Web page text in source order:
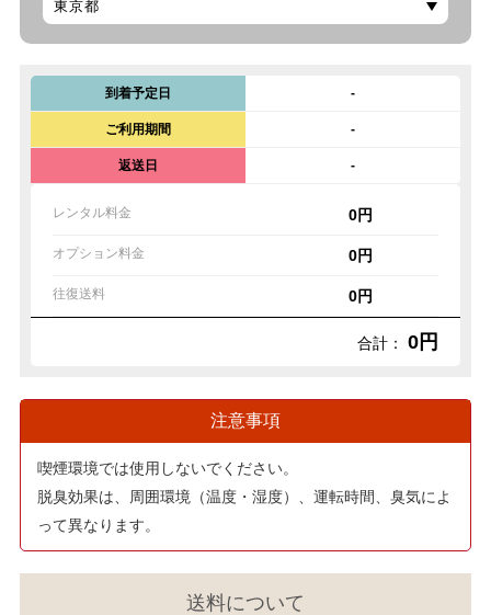
到着予定日 -
ご利用期間 -
返送日 -
レンタル料金 0円
オプション料金 0円
往復送料 0円
合計： 0円
注意事項
喫煙環境では使用しないでください。
脱臭効果は、周囲環境（温度・湿度）、運転時間、臭気によ
って異なります。
送料について